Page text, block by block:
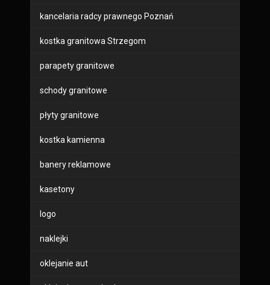
kancelaria radcy prawnego Poznań
kostka granitowa Strzegom
parapety granitowe
schody granitowe
płyty granitowe
kostka kamienna
banery reklamowe
kasetony
logo
naklejki
oklejanie aut